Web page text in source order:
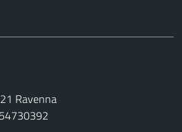
Ravenna